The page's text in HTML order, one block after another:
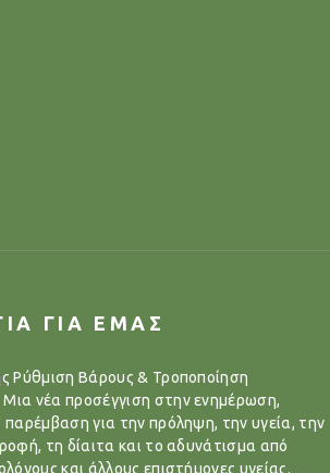
ΓΙΑ ΕΜΑΣ
Ρύθμιση Βάρους & Τροποποίηση
νέα προσέγγιση στην ενημέρωση,
παρέμβαση για την πρόληψη, την υγεία, την
τη δίαιτα και το αδυνάτισμα από
και άλλους επιστήμονες υγείας.